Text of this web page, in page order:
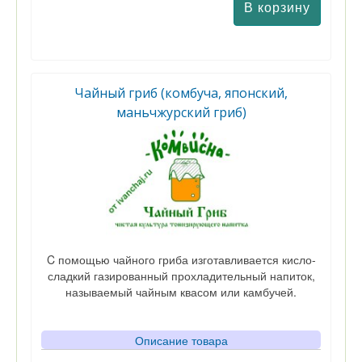
Чайный гриб (комбуча, японский,
маньчжурский гриб)
C помощью чайного гриба изготавливается кисло-
сладкий газированный прохладительный напиток,
называемый чайным квасом или камбучей.
Описание товара